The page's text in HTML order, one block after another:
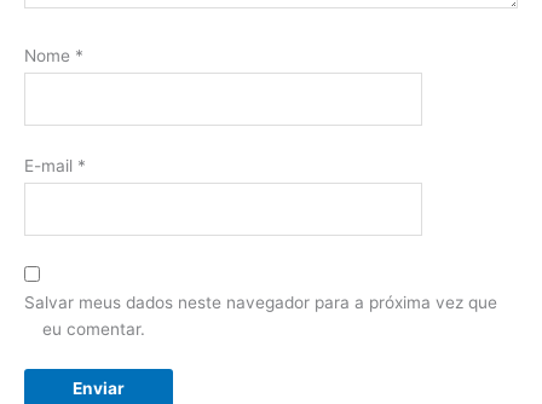
Nome *
E-mail *
Salvar meus dados neste navegador para a próxima vez que
eu comentar.